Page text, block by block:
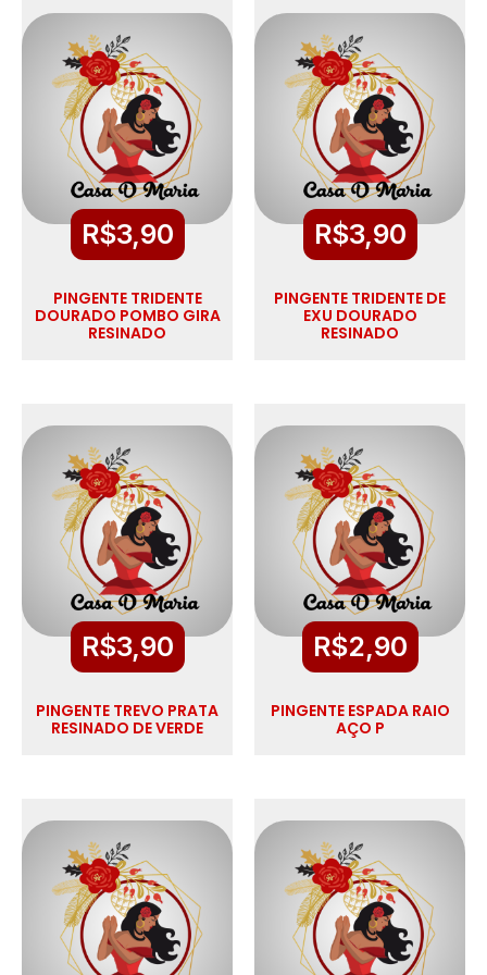
R$3,90
PINGENTE TRIDENTE
DOURADO POMBO GIRA
RESINADO
R$3,90
PINGENTE TRIDENTE DE
EXU DOURADO
RESINADO
R$3,90
PINGENTE TREVO PRATA
RESINADO DE VERDE
R$2,90
PINGENTE ESPADA RAIO
AÇO P